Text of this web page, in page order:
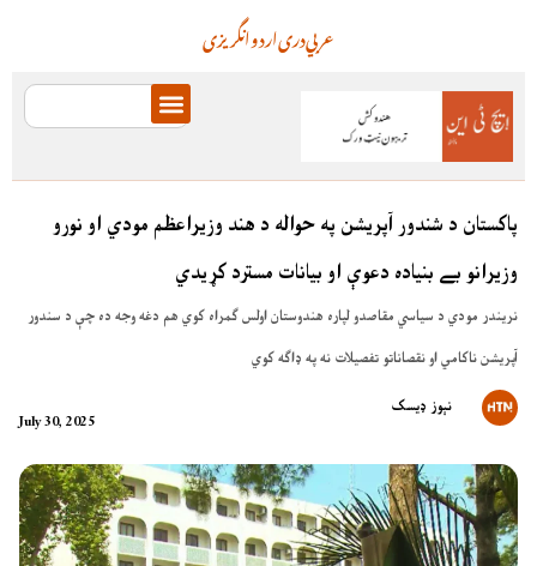
انگریزیاردودریعربي
پاکستان د شندور آپريشن په حواله د هند وزيراعظم مودي او نورو
وزيرانو بے بنياده دعوې او بيانات مسترد کړيدي
نريندر مودي د سياسي مقاصدو لپاره هندوستان اولس ګمراه کوي هم دغه وجه ده چې د سندور
آپريشن ناکامي او نقصاناتو تفصيلات نه په ډاګه کوي
July 30, 2025
نېوز ډیسک